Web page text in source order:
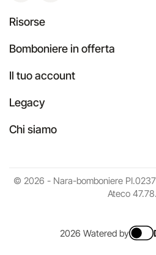
Risorse
Bomboniere in offerta
Il tuo account
Legacy
Chi siamo
© 2026 - Nara-bomboniere
Ateco
2026 Watered by